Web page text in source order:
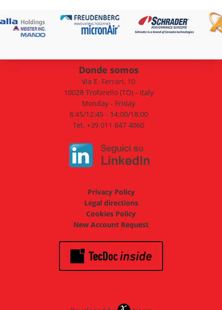
Donde somos
Via E. Ferrari, 10
10028 Trofarello (TO) - Italy
Monday - Friday
8:45/12:45 - 14:00/18:00
Tel. +39 011 647 4060
Privacy Policy
Legal directions
Cookies Policy
New Account Request